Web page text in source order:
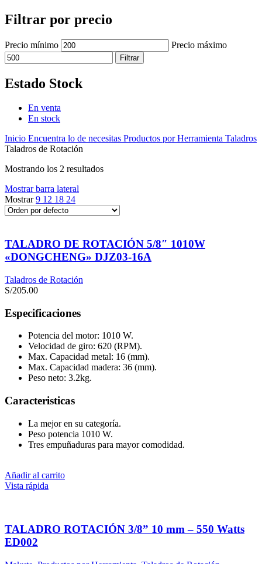
Filtrar por precio
Precio mínimo Precio máximo
Filtrar
Estado Stock
En venta
En stock
Inicio Encuentra lo de necesitas Productos por Herramienta Taladros
Taladros de Rotación
Mostrando los 2 resultados
Mostrar barra lateral
Mostrar9 12 18 24
TALADRO DE ROTACIÓN 5/8″ 1010W
«DONGCHENG» DJZ03-16A
Taladros de Rotación
S/205.00
Especificaciones
Potencia del motor: 1010 W.
Velocidad de giro: 620 (RPM).
Max. Capacidad metal: 16 (mm).
Max. Capacidad madera: 36 (mm).
Peso neto: 3.2kg.
Caracteristicas
La mejor en su categoría.
Peso potencia 1010 W.
Tres empuñaduras para mayor comodidad.
Añadir al carrito
Vista rápida
TALADRO ROTACIÓN 3/8” 10 mm – 550 Watts
ED002